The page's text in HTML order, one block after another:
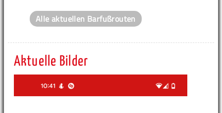
Alle aktuellen Barfußrouten
Aktuelle Bilder